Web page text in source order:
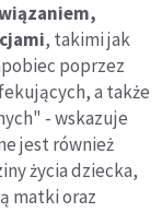
, takimi jak
poprzez
a także
- wskazuje
jest również
życia dziecka,
matki oraz